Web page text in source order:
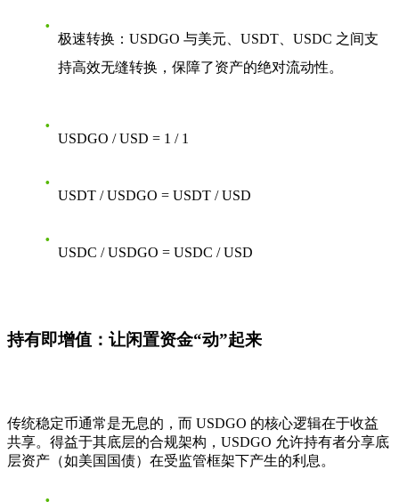
极速转换 ：USDGO 与美元、USDT、USDC 之间支
持高效无缝转换，保障了资产的绝对流动性。
USDGO / USD = 1 / 1
USDT / USDGO = USDT / USD
USDC / USDGO = USDC / USD
持有即增值：让闲置资金“动”起来
传统稳定币通常是无息的，而 USDGO 的核心逻辑在于收益
共享。得益于其底层的合规架构，USDGO 允许持有者分享底
层资产（如美国国债）在受监管框架下产生的利息。